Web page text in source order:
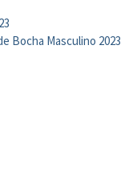
Bocha Masculino 2023